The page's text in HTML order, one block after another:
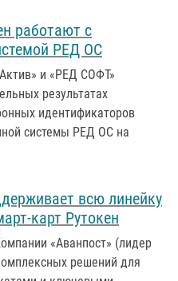
работают с
РЕД ОС
и «РЕД СОФТ»
результатах
идентификаторов
системы РЕД ОС на
всю линейку
карт Рутокен
«Аванпост» (лидер
решений для